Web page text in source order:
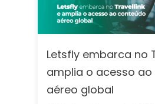
Letsfly embarca no
amplia o acesso
aéreo global